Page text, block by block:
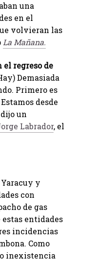
una
en el
volvieran las
La Mañana.
el regreso de
Demasiada
Primero es
desde
dijo un
Labrador, el
y
con
de gas
estas entidades
incidencias
Como
inexistencia